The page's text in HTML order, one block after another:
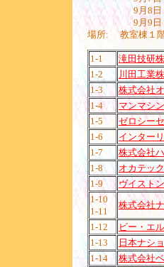
9月8日（木
9月9日（金
場所: 教室棟１階
1-1
滝田技研
1-2
川田工業
1-3
株式会社
1-4
マンマシ
1-5
ゼロシー
1-6
インター
1-7
株式会社
1-8
オカテッ
1-9
ヴイスト
1-10
1-11
株式会社
1-12
ビー・エ
1-13
日本ナシ
1-14
株式会社